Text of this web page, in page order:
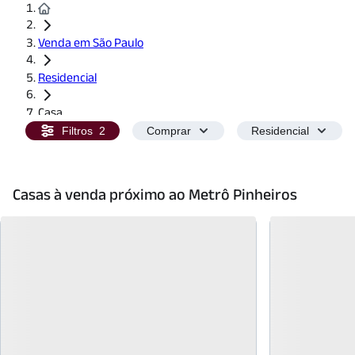
Venda em São Paulo
Residencial
Casa
Filtros 2 Comprar Residencial
Casas à venda próximo ao Metrô Pinheiros